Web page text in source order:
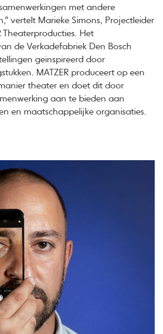
met andere
vertelt Marieke Simons, Projectleider
Theaterproducties. Het
de Verkadefabriek Den Bosch
geinspireerd door
MATZER produceert op een
theater en doet dit door
aan te bieden aan
en maatschappelijke organisaties.